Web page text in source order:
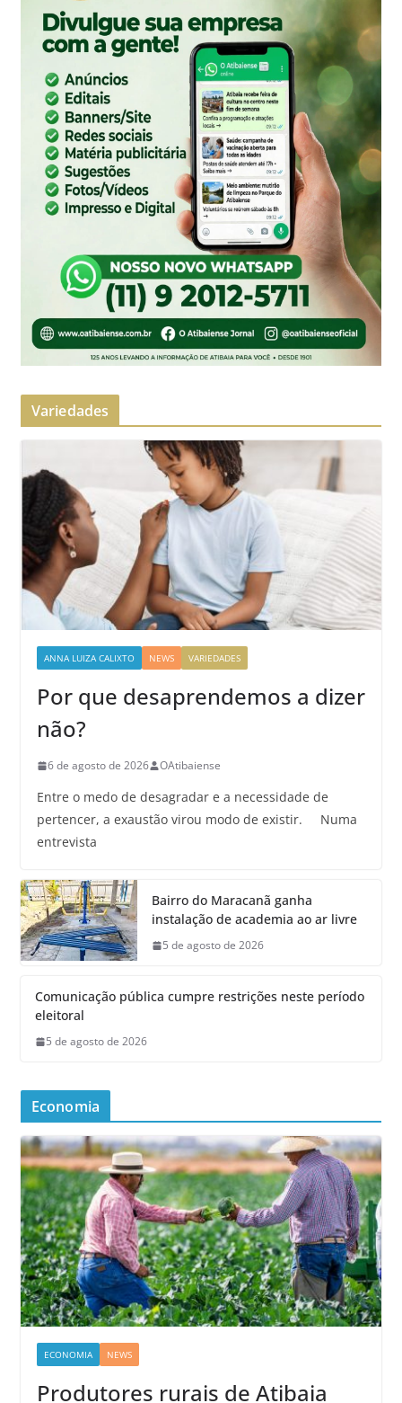
Variedades
ANNA LUIZA CALIXTO NEWS VARIEDADES
Por que desaprendemos a dizer
não?
6 de agosto de 2026 OAtibaiense
Entre o medo de desagradar e a necessidade de
pertencer, a exaustão virou modo de existir. Numa
entrevista
Bairro do Maracanã ganha
instalação de academia ao ar livre
5 de agosto de 2026
Comunicação pública cumpre restrições neste período
eleitoral
5 de agosto de 2026
Economia
ECONOMIA NEWS
Produtores rurais de Atibaia